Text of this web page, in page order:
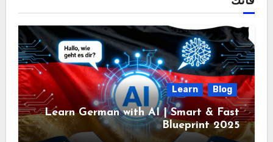
Blog
Learn
Learn German with AI | Smart & Fast
Blueprint 2025